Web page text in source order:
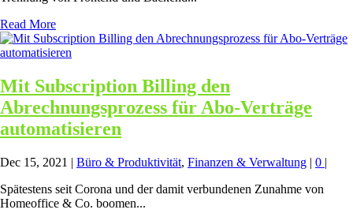
Read More
Mit Subscription Billing den
Abrechnungsprozess für Abo-Verträge
automatisieren
Dec 15, 2021 | Büro & Produktivität, Finanzen & Verwaltung | 0 |
Spätestens seit Corona und der damit verbundenen Zunahme von
Homeoffice & Co. boomen...